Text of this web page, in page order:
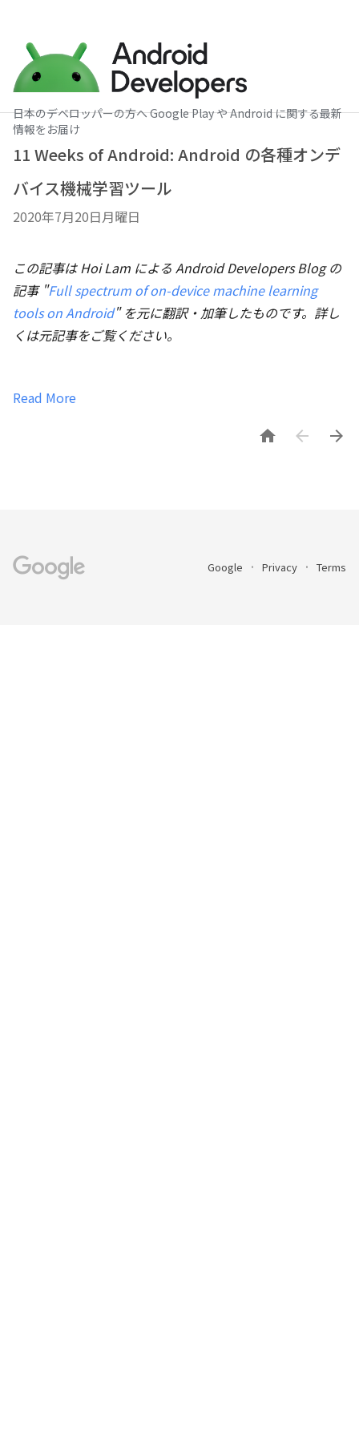
日本のデベロッパーの方へ Google Play や Android に関する最新
情報をお届け
11 Weeks of Android: Android の各種オンデ
バイス機械学習ツール
2020年7月20日月曜日
この記事は Hoi Lam による Android Developers Blog の
記事 "Full spectrum of on-device machine learning
tools on Android" を元に翻訳・加筆したものです。詳し
くは元記事をご覧ください。
Read More

 
Google Privacy Terms